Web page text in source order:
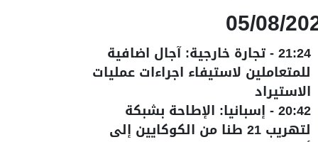
05/08/
21:24
-تجارة خارجية: آجال اضافية
للمتعاملين لاستيفاء اجراءات عمليات
الاستيراد
20:42
- إسبانيا: الإطاحة بشبكة
لتهريب 21 طنا من الكوكايين إلى